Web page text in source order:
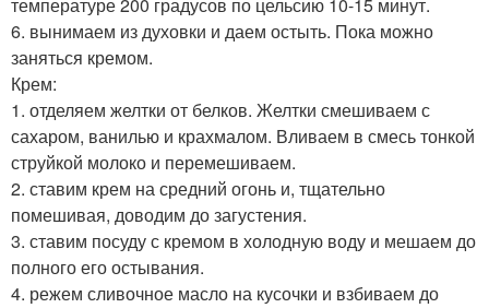
6. вынимаем из духовки и даем остыть. Пока можно
заняться кремом.
Крем:
1. отделяем желтки от белков. Желтки смешиваем с
сахаром, ванилью и крахмалом. Вливаем в смесь тонкой
струйкой молоко и перемешиваем.
2. ставим крем на средний огонь и, тщательно
помешивая, доводим до загустения.
3. ставим посуду с кремом в холодную воду и мешаем до
полного его остывания.
4. режем сливочное масло на кусочки и взбиваем до